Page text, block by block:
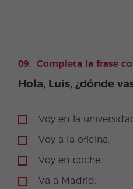
Completa la frase
Hola, Luis, ¿dónde
Voy en la
Voy a la oficina.
Voy en coche.
Va a Madrid.